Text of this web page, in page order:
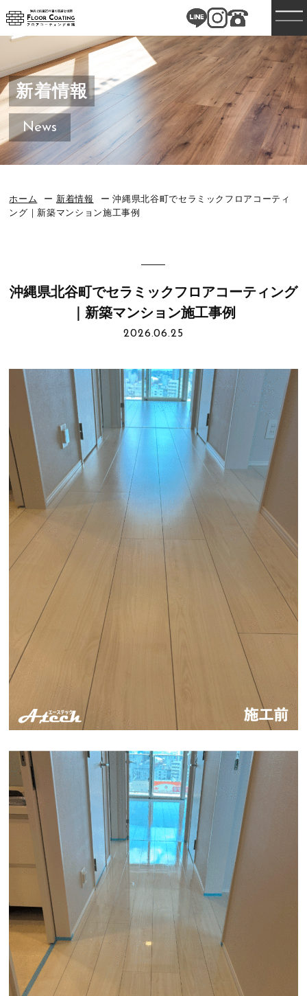
新着情報
News
ホーム 新着情報
沖縄県北谷町でセラミックフロアコーティ
ング｜新築マンション施工事例
沖縄県北谷町でセラミックフロアコーティング
｜新築マンション施工事例
2026.06.25